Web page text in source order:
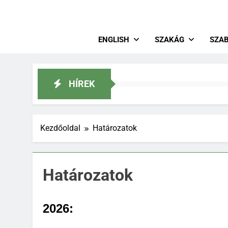
ENGLISH SZAKÁG
HÍREK
Kezdőoldal Határozatok
Határozatok
2026: